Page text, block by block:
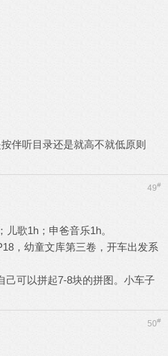
伴听目录还是就高不就低原则
49#
歌1h；申爸音乐1h。
，幼童文库第三卷，开车出发系
己可以拼起7-8块的拼图。小车子
50#